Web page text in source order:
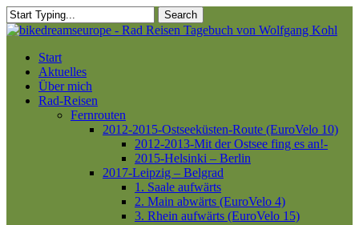
Skip
to
content
Search
Close
Menu
Start
Aktuelles
Über mich
Rad-Reisen
Fernrouten
2012-2015-Ostseeküsten-Route (EuroVelo 10)
2012-2013-Mit der Ostsee fing es an!-
2015-Helsinki – Berlin
2017-Leipzig – Belgrad
1. Saale aufwärts
2. Main abwärts (EuroVelo 4)
3. Rhein aufwärts (EuroVelo 15)